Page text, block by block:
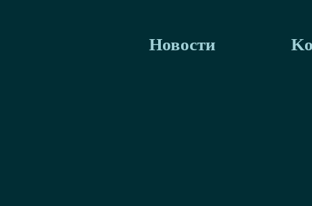
Новости